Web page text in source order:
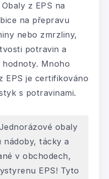
z EPS na
na přepravu
nebo zmrzliny,
potravin a
Mnoho
EPS je certifikováno
s potravinami.
obaly
nádoby, tácky a
v obchodech,
EPS! Tyto